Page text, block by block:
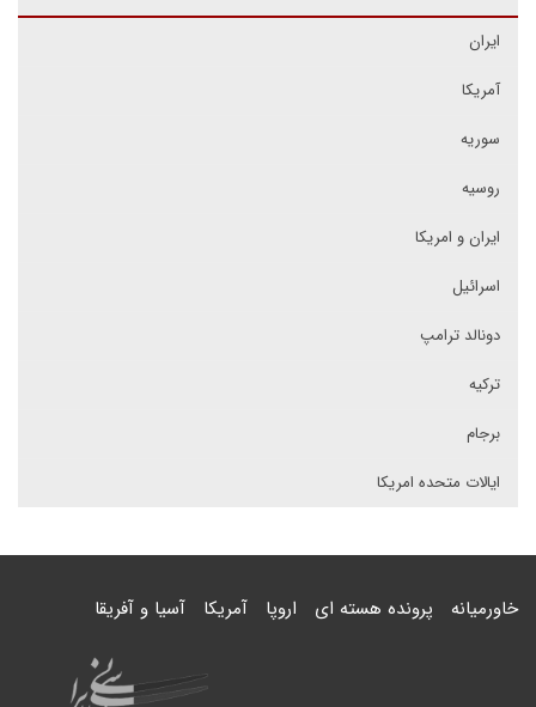
ایران
آمریکا
سوریه
روسیه
ایران و امریکا
اسرائیل
دونالد ترامپ
ترکیه
برجام
ایالات متحده امریکا
خاورمیانه پرونده هسته ای اروپا آمریکا آسیا و آفریقا